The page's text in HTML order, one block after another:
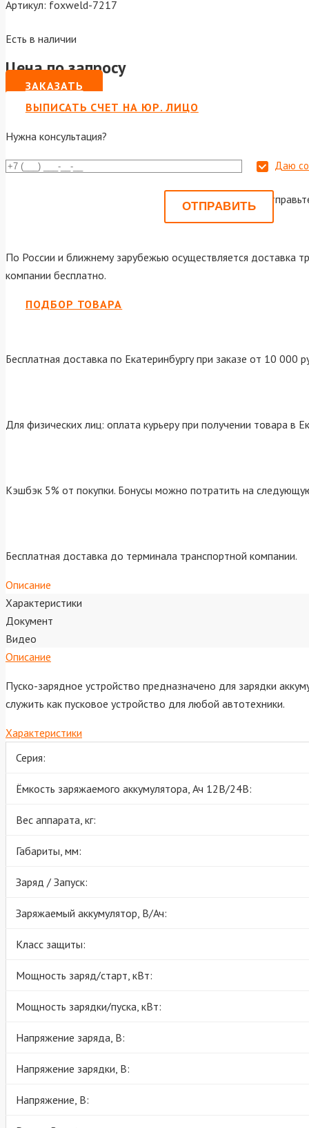
Артикул: foxweld-7217
Есть в наличии
Цена по запросу
ЗАКАЗАТЬ
ВЫПИСАТЬ СЧЕТ НА ЮР. ЛИЦО
Нужна консультация?
Даю
Или
По России и ближнему зарубежью осуществляется доставка
компании бесплатно.
ПОДБОР ТОВАРА
Бесплатная доставка по Екатеринбургу при заказе от 10 000
Для физических лиц: оплата курьеру при получении товара в
Кэшбэк 5% от покупки. Бонусы можно потратить на
Бесплатная доставка до терминала транспортной компании.
Описание
Характеристики
Документ
Видео
Описание
Пуско-зарядное устройство предназначено для зарядки
служить как пусковое устройство для любой автотехники.
Характеристики
Серия:
Ёмкость заряжаемого аккумулятора, Ач 12В/24В:
Вес аппарата, кг:
Габариты, мм:
Заряд / Запуск:
Заряжаемый аккумулятор, В/Ач:
Класс защиты:
Мощность заряд/старт, кВт:
Мощность зарядки/пуска, кВт:
Напряжение заряда, В:
Напряжение зарядки, В:
Напряжение, В: